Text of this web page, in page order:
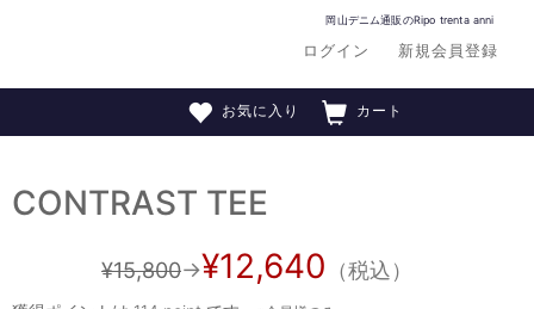
岡山デニム通販のRipo trenta anni
ログイン 新規会員登録
カート
お気に入り
CONTRAST TEE
¥15,800→¥12,640 （税込）